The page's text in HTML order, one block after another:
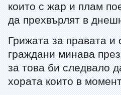
които с жар и плам
да прехвърлят в
Грижата за правата и
граждани минава
за това би следвало
хората които в